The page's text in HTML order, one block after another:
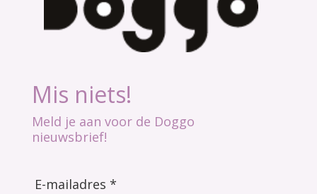
Mis niets!
Meld je aan voor de Doggo
nieuwsbrief!
E-mailadres *